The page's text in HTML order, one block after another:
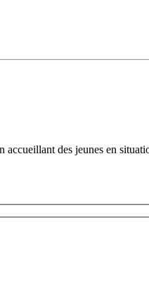
des jeunes en